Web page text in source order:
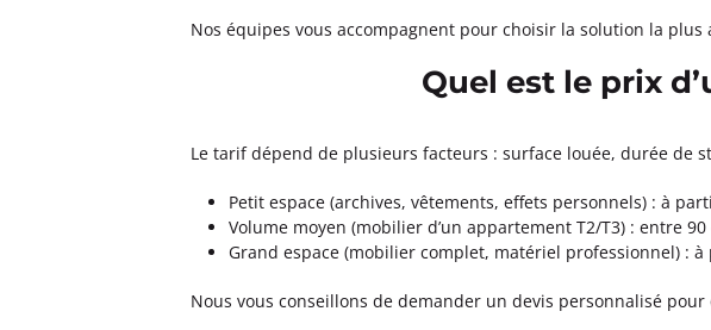
Nos équipes vous accompagnent pour choisir la solution la
Quel est le prix
Le tarif dépend de plusieurs facteurs : surface louée, durée de
Petit espace (archives, vêtements, effets personnels) : à
Volume moyen (mobilier d’un appartement T2/T3) : entre
Grand espace (mobilier complet, matériel professionnel) :
Nous vous conseillons de demander un devis personnalisé